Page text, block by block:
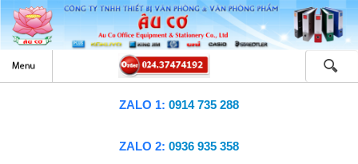
ZALO 1: 0914 735 288
ZALO 2: 0936 935 358